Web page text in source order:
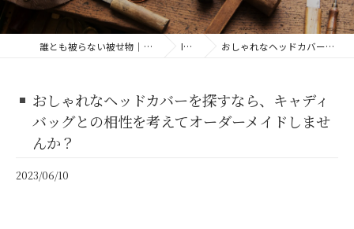
誰とも被らない被せ物｜ゴルフヘッドカバー専門店 「兼々工房」 | 本革や帆布などの上質素材を使用 INFORMATION おしゃれなヘッドカバーを探すなら、キャディバッグとの相性を考えてオーダーメイドしませんか？
おしゃれなヘッドカバーを探すなら、キャディ
バッグとの相性を考えてオーダーメイドしませ
んか？
2023/06/10